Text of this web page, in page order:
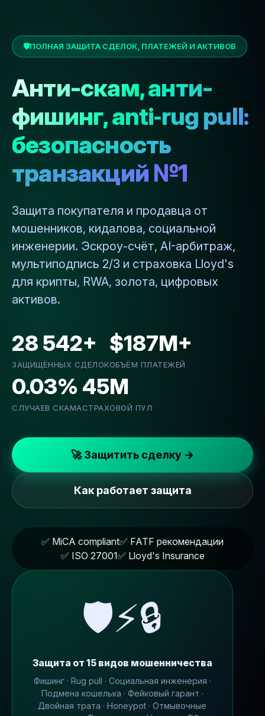
🛡️ПОЛНАЯ ЗАЩИТА СДЕЛОК, ПЛАТЕЖЕЙ И АКТИВОВ
Анти-скам, анти-
фишинг, anti‑rug pull:
безопасность
транзакций №1
Защита покупателя и продавца от
мошенников, кидалова, социальной
инженерии. Эскроу-счёт, AI-арбитраж,
мультиподпись 2/3 и страховка Lloyd's
для крипты, RWA, золота, цифровых
активов.
28 542+
ЗАЩИЩЁННЫХ СДЕЛОК
$187M+
ОБЪЁМ ПЛАТЕЖЕЙ
0.03%
СЛУЧАЕВ СКАМА
45M
СТРАХОВОЙ ПУЛ
🚀 Защитить сделку →
Как работает защита
✅ MiCA compliant✅ FATF рекомендации
✅ ISO 27001✅ Lloyd's Insurance
🛡️⚡🔒
Защита от 15 видов мошенничества
Фишинг · Rug pull · Социальная инженерия ·
Подмена кошелька · Фейковый гарант ·
Двойная трата · Honeypot · Отмывочные